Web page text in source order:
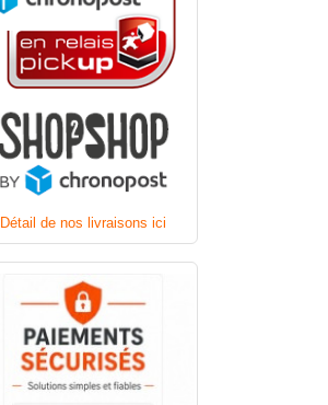
Détail de nos livraisons ici